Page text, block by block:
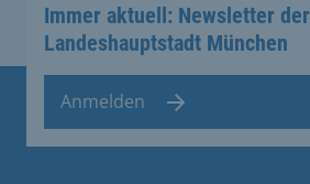
Immer aktuell: Newsletter der
Landeshauptstadt München
Anmelden